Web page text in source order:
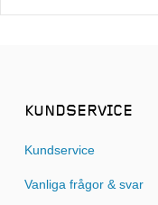
KUNDSERVICE
Kundservice
Vanliga frågor & svar